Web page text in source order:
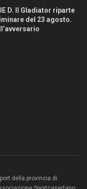
D. Il Gladiator riparte
del 23 agosto.
della provincia di